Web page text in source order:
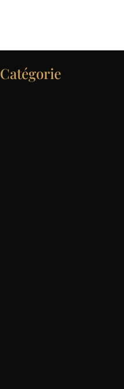
Catégorie